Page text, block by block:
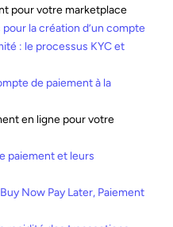
pour votre marketplace
la création d’un compte
: le processus KYC et
de paiement à la
en ligne pour votre
paiement et leurs
Now Pay Later, Paiement